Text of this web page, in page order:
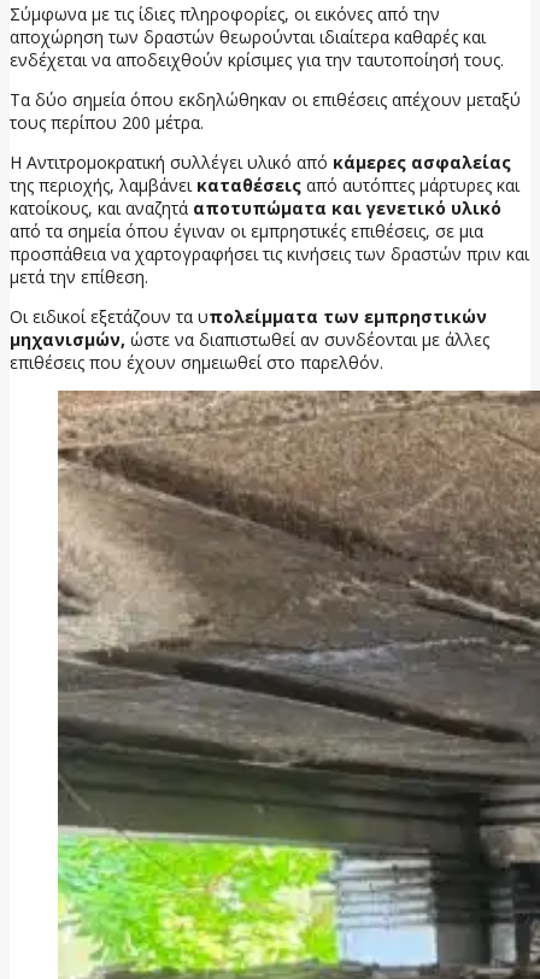
Σύμφωνα με τις ίδιες πληροφορίες, οι εικόνες από την
αποχώρηση των δραστών θεωρούνται ιδιαίτερα καθαρές και
ενδέχεται να αποδειχθούν κρίσιμες για την ταυτοποίησή τους.
Τα δύο σημεία όπου εκδηλώθηκαν οι επιθέσεις απέχουν μεταξύ
τους περίπου 200 μέτρα.
Η Αντιτρομοκρατική συλλέγει υλικό από κάμερες ασφαλείας
της περιοχής, λαμβάνει καταθέσεις από αυτόπτες μάρτυρες και
κατοίκους, και αναζητά αποτυπώματα και γενετικό υλικό
από τα σημεία όπου έγιναν οι εμπρηστικές επιθέσεις, σε μια
προσπάθεια να χαρτογραφήσει τις κινήσεις των δραστών πριν και
μετά την επίθεση.
Οι ειδικοί εξετάζουν τα υπολείμματα των εμπρηστικών
μηχανισμών, ώστε να διαπιστωθεί αν συνδέονται με άλλες
επιθέσεις που έχουν σημειωθεί στο παρελθόν.